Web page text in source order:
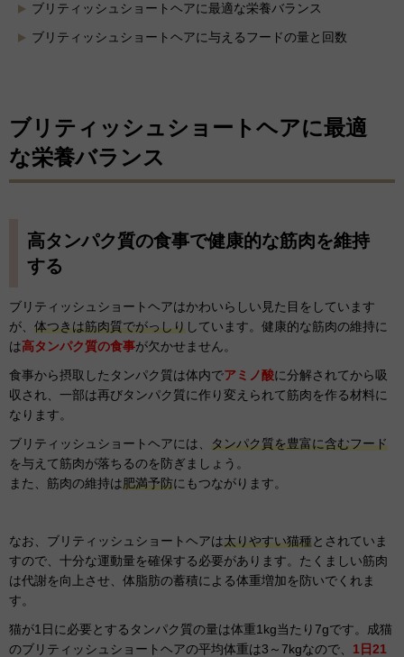
ブリティッシュショートヘアに最適な栄養バランス
ブリティッシュショートヘアに与えるフードの量と回数
ブリティッシュショートヘアに最適
な栄養バランス
高タンパク質の食事で健康的な筋肉を維持
する
ブリティッシュショートヘアはかわいらしい見た目をしています
が、 体つきは筋肉質でがっしりしています。健康的な筋肉の維持に
は高タンパク質の食事が欠かせません。
食事から摂取したタンパク質は体内でアミノ酸に分解されてから吸
収され、一部は再びタンパク質に作り変えられて筋肉を作る材料に
なります。
ブリティッシュショートヘアには、 タンパク質を豊富に含むフード
を与えて筋肉が落ちるのを防ぎましょう。
また、筋肉の維持は肥満予防にもつながります。
なお、ブリティッシュショートヘアは太りやすい猫種とされていま
すので、十分な運動量を確保する必要があります。たくましい筋肉
は代謝を向上させ、体脂肪の蓄積による体重増加を防いでくれま
す。
猫が1日に必要とするタンパク質の量は体重1kg当たり7gです。成猫
のブリティッシュショートヘアの平均体重は3～7kgなので、 1日21